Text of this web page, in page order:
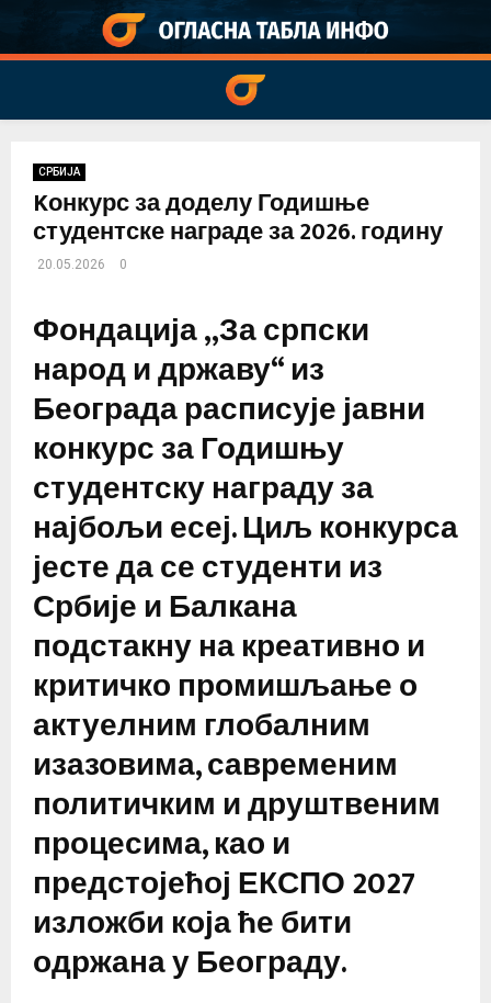
PRIMARY
MENU
СРБИЈА
Kонкурс за доделу Годишње
студентске награде за 2026. годину
20.05.2026 0
Фондација „За српски
народ и државу“ из
Београда расписује јавни
конкурс за Годишњу
студентску награду за
најбољи есеј. Циљ конкурса
јесте да се студенти из
Србије и Балкана
подстакну на креативно и
критичко промишљање о
актуелним глобалним
изазовима, савременим
политичким и друштвеним
процесима, као и
предстојећој ЕКСПО 2027
изложби која ће бити
одржана у Београду.